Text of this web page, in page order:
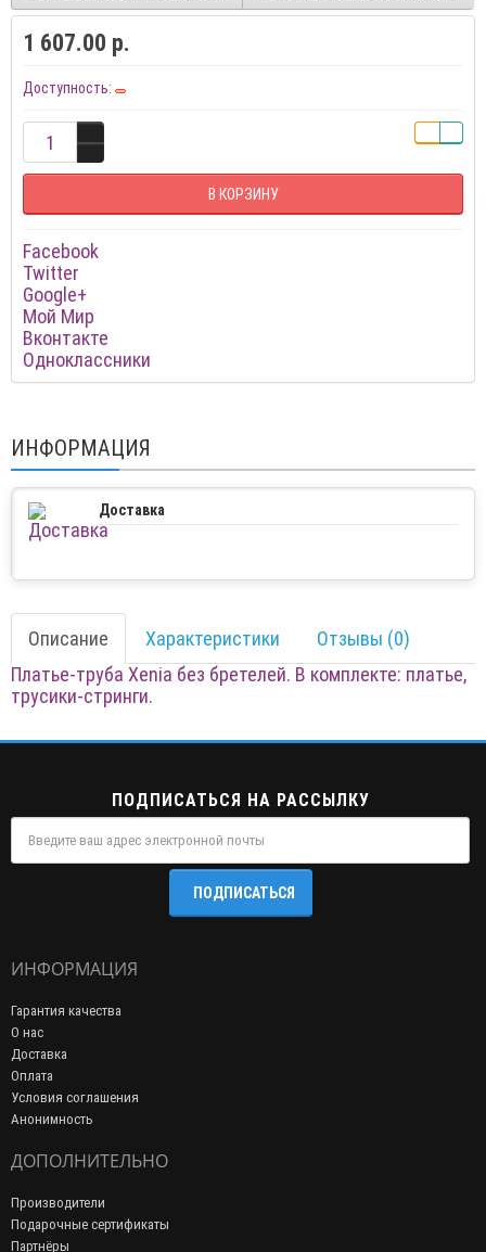
1 607.00 р.
Доступность:
В КОРЗИНУ
Facebook
Twitter
Google+
Мой Мир
Вконтакте
Одноклассники
ИНФОРМАЦИЯ
Доставка
Описание Характеристики
Отзывы (0)
Платье-труба Xenia без бретелей. В комплекте: платье,
трусики-стринги.
ПОДПИСАТЬСЯ НА РАССЫЛКУ
ПОДПИСАТЬСЯ
ИНФОРМАЦИЯ
Гарантия качества
О нас
Доставка
Оплата
Условия соглашения
Анонимность
ДОПОЛНИТЕЛЬНО
Производители
Подарочные сертификаты
Партнёры